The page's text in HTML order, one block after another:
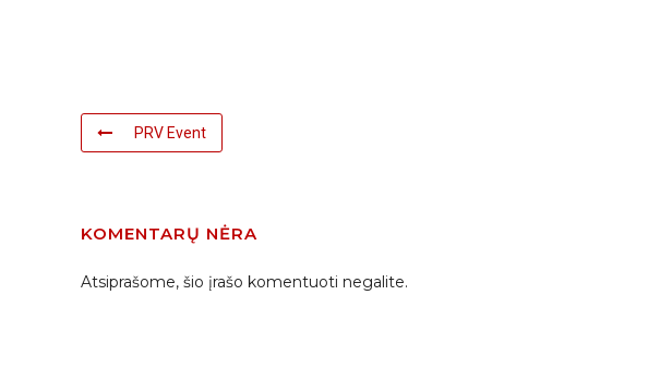
PRV Event
KOMENTARŲ NĖRA
Atsiprašome, šio įrašo komentuoti negalite.